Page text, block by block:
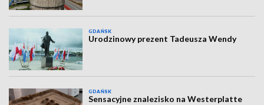
GDAŃSK
Urodzinowy prezent Tadeusza Wendy
GDAŃSK
Sensacyjne znalezisko na Westerplatte